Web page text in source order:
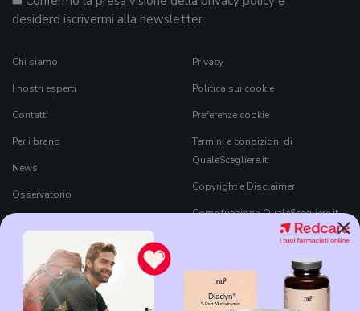
×
desidero iscrivermi alla newsletter
Chi siamo
I nostri esperti
Contatti
Per i brand
News
Osservatorio
Black Friday 2026
Privacy
Politica sui cookie
Preferenze cookie
Termini e condizioni di
QualeScegliere.it
Copyright e Disclaimer
Come funziona QualeScegliere.it